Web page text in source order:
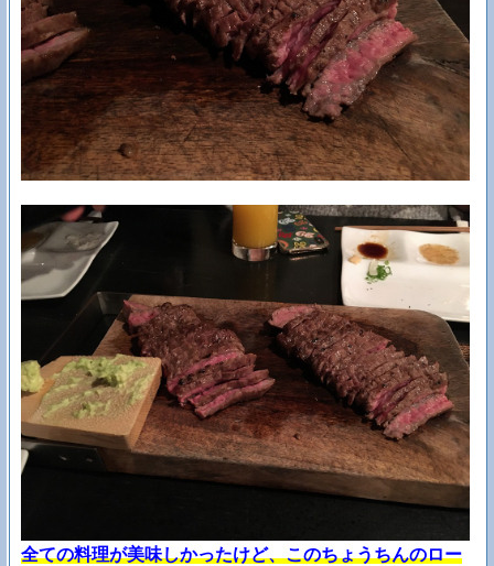
全ての料理が美味しかったけど、このちょうちんのロー